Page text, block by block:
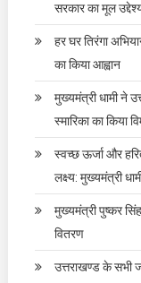
सरकार का मूल
हर घर तिरंगा
का किया आह्वान
मुख्यमंत्री धामी ने
स्मारिका का किया
स्वच्छ ऊर्जा और
लक्ष्य: मुख्यमंत्री
मुख्यमंत्री पुष्कर
वितरण
उत्तराखण्ड के सभी